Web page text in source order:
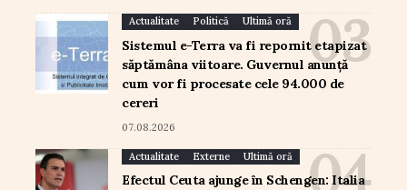
Actualitate Politică Ultimă oră
Sistemul e-Terra va fi repornit etapizat
săptămâna viitoare. Guvernul anunță
cum vor fi procesate cele 94.000 de
cereri
07.08.2026
Actualitate Externe Ultimă oră
Efectul Ceuta ajunge în Schengen: Italia